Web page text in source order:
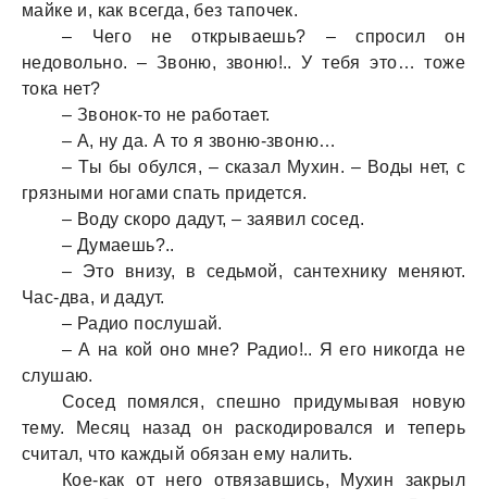
майке и, как всегда, без тапочек.
– Чего не открываешь? – спросил он
недовольно. – Звоню, звоню!.. У тебя это… тоже
тока нет?
– Звонок-то не работает.
– А, ну да. А то я звоню-звоню…
– Ты бы обулся, – сказал Мухин. – Воды нет, с
грязными ногами спать придется.
– Воду скоро дадут, – заявил сосед.
– Думаешь?..
– Это внизу, в седьмой, сантехнику меняют.
Час-два, и дадут.
– Радио послушай.
– А на кой оно мне? Радио!.. Я его никогда не
слушаю.
Сосед помялся, спешно придумывая новую
тему. Месяц назад он раскодировался и теперь
считал, что каждый обязан ему налить.
Кое-как от него отвязавшись, Мухин закрыл